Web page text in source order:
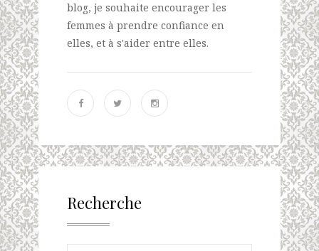
blog, je souhaite encourager les
femmes à prendre confiance en
elles, et à s'aider entre elles.
Recherche